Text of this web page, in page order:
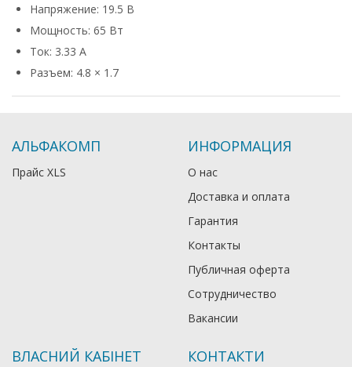
Напряжение: 19.5 В
Мощность: 65 Вт
Ток: 3.33 А
Разъем: 4.8 × 1.7
АЛЬФАКОМП
Прайс XLS
ИНФОРМАЦИЯ
О нас
Доставка и оплата
Гарантия
Контакты
Публичная оферта
Сотрудничество
Вакансии
ВЛАСНИЙ КАБІНЕТ КОНТАКТИ